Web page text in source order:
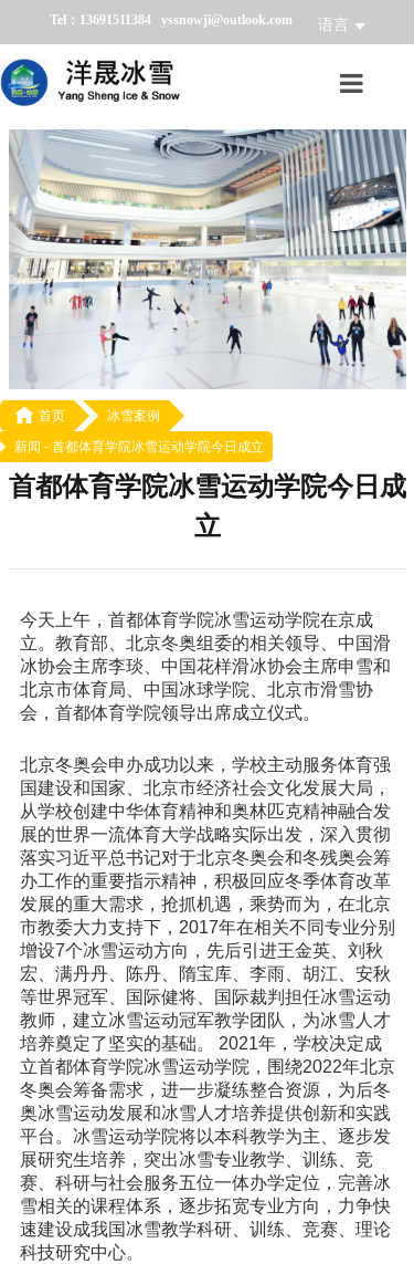
Tel：13691511384 yssnowji@outlook.com 语言
首页
冰雪产品
冰雪业务
冰雪案例
冰雪新闻
 首页
冰雪案例
新闻 - 首都体育学院冰雪运动学院今日成立
首都体育学院冰雪运动学院今日成
立
今天上午，首都体育学院冰雪运动学院在京成
立。教育部、北京冬奥组委的相关领导、中国滑
冰协会主席李琰、中国花样滑冰协会主席申雪和
北京市体育局、中国冰球学院、北京市滑雪协
会，首都体育学院领导出席成立仪式。
北京冬奥会申办成功以来，学校主动服务体育强
国建设和国家、北京市经济社会文化发展大局，
从学校创建中华体育精神和奥林匹克精神融合发
展的世界一流体育大学战略实际出发，深入贯彻
落实习近平总书记对于北京冬奥会和冬残奥会筹
办工作的重要指示精神，积极回应冬季体育改革
发展的重大需求，抢抓机遇，乘势而为，在北京
市教委大力支持下，2017年在相关不同专业分别
增设7个冰雪运动方向，先后引进王金英、刘秋
宏、满丹丹、陈丹、隋宝库、李雨、胡江、安秋
等世界冠军、国际健将、国际裁判担任冰雪运动
教师，建立冰雪运动冠军教学团队，为冰雪人才
培养奠定了坚实的基础。 2021年，学校决定成
立首都体育学院冰雪运动学院，围绕2022年北京
冬奥会筹备需求，进一步凝练整合资源，为后冬
奥冰雪运动发展和冰雪人才培养提供创新和实践
平台。冰雪运动学院将以本科教学为主、逐步发
展研究生培养，突出冰雪专业教学、训练、竞
赛、科研与社会服务五位一体办学定位，完善冰
雪相关的课程体系，逐步拓宽专业方向，力争快
速建设成我国冰雪教学科研、训练、竞赛、理论
科技研究中心。